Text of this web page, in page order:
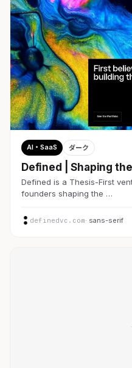
AI・SaaS ダーク
Defined | Shaping
Defined is a Thesis-First
founders shaping the …
definedvc.com· sans-serif